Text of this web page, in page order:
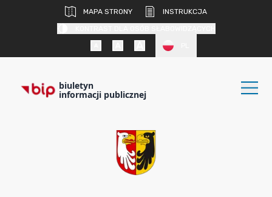
MAPA STRONY
INSTRUKCJA
biuletyn
informacji publicznej